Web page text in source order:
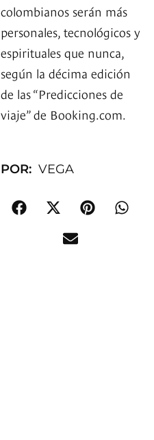
colombianos serán más
personales, tecnológicos y
espirituales que nunca,
según la décima edición
de las “Predicciones de
viaje” de Booking.com.
POR: VEGA